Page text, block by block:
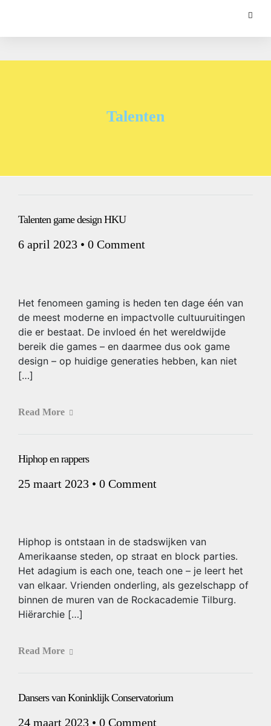
Talenten
Talenten game design HKU
6 april 2023 • 0 Comment
Het fenomeen gaming is heden ten dage één van
de meest moderne en impactvolle cultuuruitingen
die er bestaat. De invloed én het wereldwijde
bereik die games – en daarmee dus ook game
design – op huidige generaties hebben, kan niet
[…]
Read More
Hiphop en rappers
25 maart 2023 • 0 Comment
Hiphop is ontstaan in de stadswijken van
Amerikaanse steden, op straat en block parties.
Het adagium is each one, teach one – je leert het
van elkaar. Vrienden onderling, als gezelschapp of
binnen de muren van de Rockacademie Tilburg.
Hiërarchie […]
Read More
Dansers van Koninklijk Conservatorium
24 maart 2023 • 0 Comment